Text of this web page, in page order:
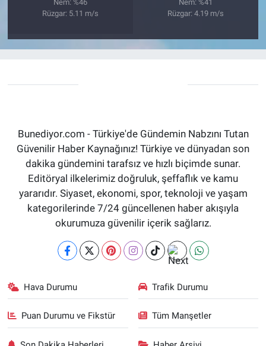
Nem: %46
Rüzgar: 5.11 m/s
Nem: %41
Rüzgar: 4.19 m/s
Bunediyor.com - Türkiye'de Gündemin Nabzını Tutan
Güvenilir Haber Kaynağınız! Türkiye ve dünyadan son
dakika gündemini tarafsız ve hızlı biçimde sunar.
Editöryal ilkelerimiz doğruluk, şeffaflık ve kamu
yararıdır. Siyaset, ekonomi, spor, teknoloji ve yaşam
kategorilerinde 7/24 güncellenen haber akışıyla
okurumuza güvenilir içerik sağlarız.
Hava Durumu Trafik Durumu
Puan Durumu ve Fikstür Tüm Manşetler